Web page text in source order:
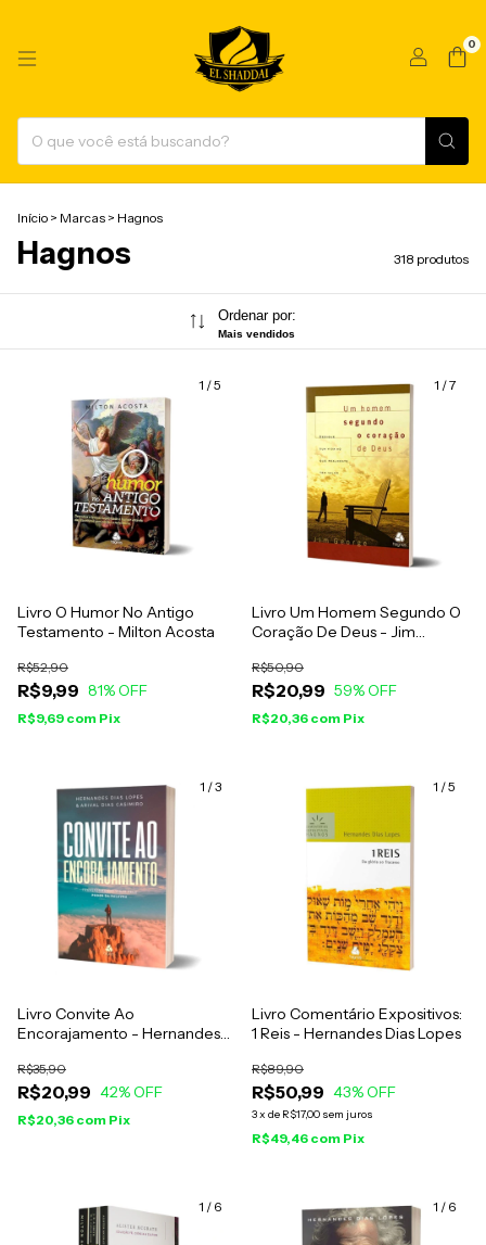
0
Início > Marcas > Hagnos
Hagnos 318 produtos
Ordenar por:
Mais vendidos
1 /5
Livro O Humor No Antigo
Testamento - Milton Acosta
R$9,99
R$52,90
81% OFF
R$9,69 com Pix
1 /7
Livro Um Homem Segundo O
Coração De Deus - Jim
R$20,99
R$50,90
59% OFF
R$20,36 com Pix
1 /3
Livro Convite Ao
Encorajamento - Hernandes
R$20,99
R$35,90
42% OFF
R$20,36 com Pix
1 /5
Livro Comentário Expositivos:
1 Reis - Hernandes Dias Lopes
R$50,99
R$89,90
43% OFF
3x de R$17,00 sem juros
R$49,46 com Pix
1 / 6 1 / 6